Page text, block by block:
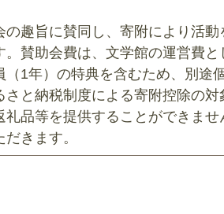
の趣旨に賛同し、寄附により活
。賛助会費は、文学館の運営費
（1年）の特典を含むため、別途
さと納税制度による寄附控除の
礼品等を提供することができま
きます。